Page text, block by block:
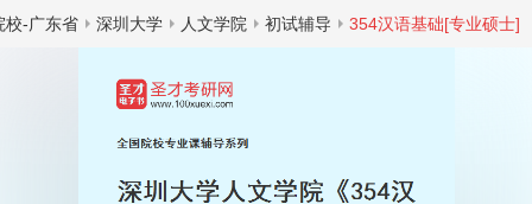
校-广东省 深圳大学 人文学院 初试辅导 354汉语基础[专业硕士]